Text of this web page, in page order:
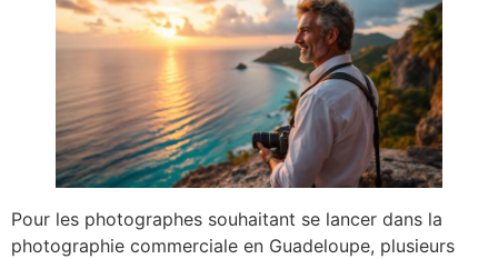
Pour les photographes souhaitant se lancer dans la
photographie commerciale en Guadeloupe, plusieurs